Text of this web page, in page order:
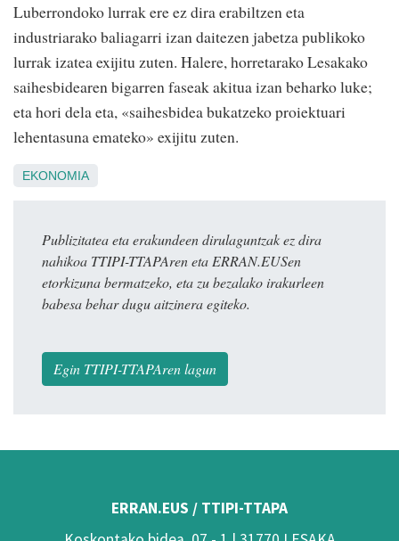
Luberrondoko lurrak ere ez dira erabiltzen eta
industriarako baliagarri izan daitezen jabetza publikoko
lurrak izatea exijitu zuten. Halere, horretarako Lesakako
saihesbidearen bigarren faseak akitua izan beharko luke;
eta hori dela eta, «saihesbidea bukatzeko proiektuari
lehentasuna emateko» exijitu zuten.
EKONOMIA
Publizitatea eta erakundeen dirulaguntzak ez dira
nahikoa TTIPI-TTAPAren eta ERRAN.EUSen
etorkizuna bermatzeko, eta zu bezalako irakurleen
babesa behar dugu aitzinera egiteko.
Egin TTIPI-TTAPAren lagun
ERRAN.EUS / TTIPI-TTAPA